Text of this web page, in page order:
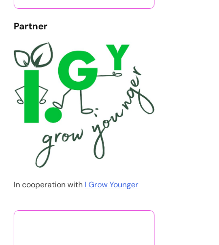
Partner
In cooperation with I Grow Younger